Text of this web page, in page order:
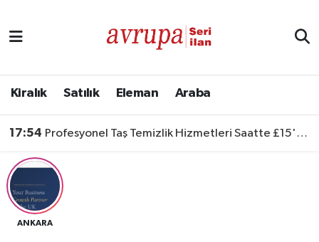
Kiralık Satılık Eleman Araba
17:54 Profesyonel Taş Temizlik Hizmetleri Saatte £15'ten Başlıyor
ANKARA
Satılık
Eleman
Araba